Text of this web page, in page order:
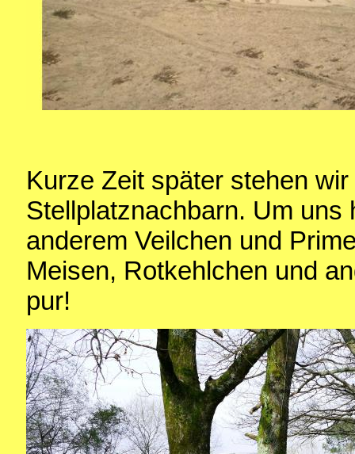
Kurze Zeit später stehen
Stellplatznachbarn. Um uns
anderem Veilchen und
Meisen, Rotkehlchen und
pur!